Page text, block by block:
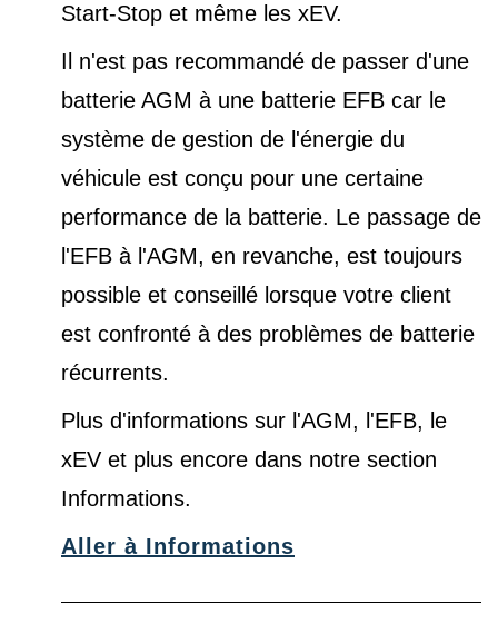
Start-Stop et même les xEV.
Il n'est pas recommandé de passer d'une
batterie AGM à une batterie EFB car le
système de gestion de l'énergie du
véhicule est conçu pour une certaine
performance de la batterie. Le passage de
l'EFB à l'AGM, en revanche, est toujours
possible et conseillé lorsque votre client
est confronté à des problèmes de batterie
récurrents.
Plus d'informations sur l'AGM, l'EFB, le
xEV et plus encore dans notre section
Informations.
Aller à Informations